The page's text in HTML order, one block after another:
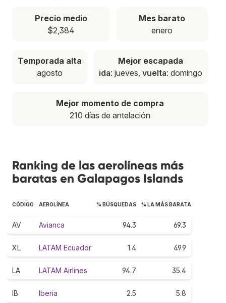
Precio medio
$2,384
Mes barato
enero
Temporada alta
agosto
Mejor escapada
ida: jueves, vuelta: domingo
Mejor momento de compra
210 días de antelación
Ranking de las aerolíneas más
baratas en Galapagos Islands
CÓDIGO AEROLÍNEA % BÚSQUEDAS % LA MÁS BARATA
AV Avianca 94.3 69.3
XL LATAM Ecuador 1.4 49.9
LA LATAM Airlines 94.7 35.4
IB Iberia 2.5 5.8